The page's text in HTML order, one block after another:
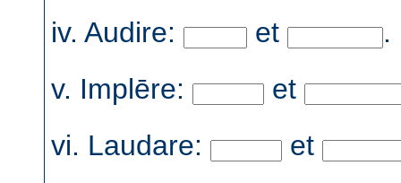
iv. Audire:
et
.
v. Implēre:
et
vi. Laudare:
et